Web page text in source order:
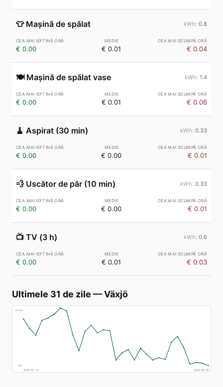
👕 Mașină de spălat 0.8
€ 0.00 € 0.01 € 0.04
🍽️ Mașină de spălat vase 1.4
€ 0.00 € 0.01 € 0.06
🧹 Aspirat (30 min) 0.33
€ 0.00 € 0.00 € 0.01
💨 Uscător de păr (10 min) 0.33
€ 0.00 € 0.00 € 0.01
📺 TV (3 h) 0.6
€ 0.00 € 0.01 € 0.03
Ultimele 31 de zile —Växjö
€148
€4
2026-07-10
2026-08-09